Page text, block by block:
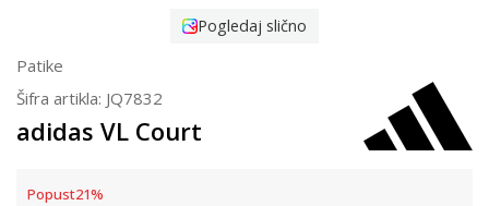
Pogledaj slično
Patike
Šifra artikla: JQ7832
adidas VL Court
Popust21%